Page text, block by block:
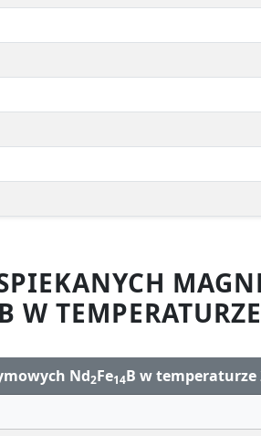
B W
Nd2Fe14B w temperaturze